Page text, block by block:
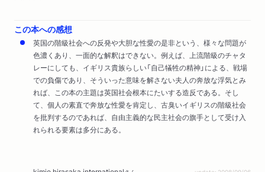
この本への感想
英国の階級社会への反発や大胆な性愛の是非という、様々な問題が
色濃くあり、一面的な解釈はできない。例えば、上流階級のチャタ
レーにしても、イギリス貴族らしい「自己犠牲の精神」による、戦場
での負傷であり、そういった意味を解さない夫人の奔放な浮気とみ
れば、この本の主題は英国社会根本にたいする造反である。そし
て、個人の素直で奔放な性愛を肯定し、古臭いイギリスの階級社会
を批判するのであれば、自由主義的な民主社会の旗手として受け入
れられる要素は多分にある。